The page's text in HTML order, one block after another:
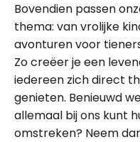
Bovendien passen
thema: van vrolijke
avonturen voor
Zo creëer je een
iedereen zich direct
genieten. Benieuwd
allemaal bij ons kunt
omstreken? Neem